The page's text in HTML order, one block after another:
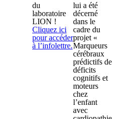
du
laboratoire
LION !
Cliquez ici
pour accéder
à l’infolettre.
lui a été
décerné
dans le
cadre du
projet «
Marqueurs
cérébraux
prédictifs de
déficits
cognitifs et
moteurs
chez
l’enfant
avec